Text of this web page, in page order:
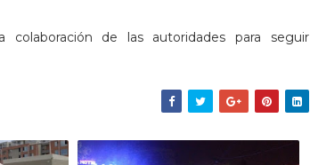
de las autoridades para seguir